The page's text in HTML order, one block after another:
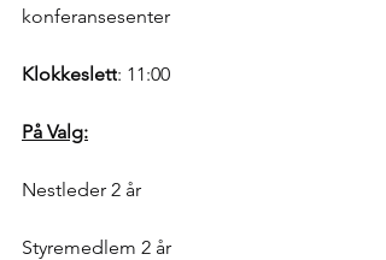
konferansesenter
Klokkeslett: 11:00
På Valg:
Nestleder 2 år
Styremedlem 2 år